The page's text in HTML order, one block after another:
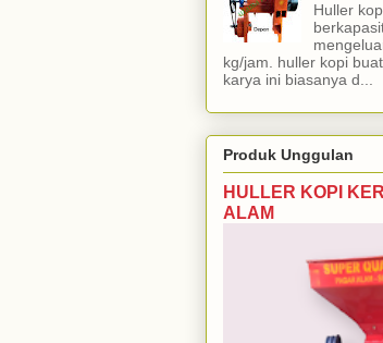
Huller
kg/jam. huller kopi
karya ini biasanya d...
Produk Unggulan
HULLER KOPI
ALAM